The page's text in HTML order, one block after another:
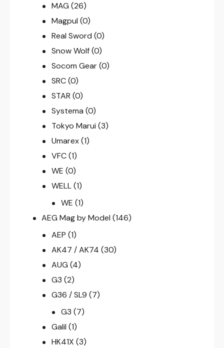
MAG (26)
Magpul (0)
Real Sword (0)
Snow Wolf (0)
Socom Gear (0)
SRC (0)
STAR (0)
Systema (0)
Tokyo Marui (3)
Umarex (1)
VFC (1)
WE (0)
WELL (1)
WE (1)
AEG Mag by Model (146)
AEP (1)
AK47 / AK74 (30)
AUG (4)
G3 (2)
G36 / SL9 (7)
G3 (7)
Galil (1)
HK41X (3)